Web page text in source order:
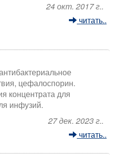
24 окт. 2017 г..
читать..
цефалоспорин.
концентрата для
инфузий.
27 дек. 2023 г..
читать..